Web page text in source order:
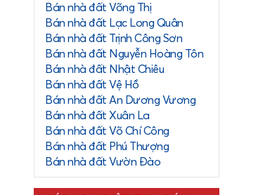
Bán nhà đất Võng Thị
Bán nhà đất Lạc Long Quân
Bán nhà đất Trịnh Công Sơn
Bán nhà đất Nguyễn Hoàng Tôn
Bán nhà đất Nhật Chiêu
Bán nhà đất Vệ Hồ
Bán nhà đất An Dương Vương
Bán nhà đất Xuân La
Bán nhà đất Võ Chí Công
Bán nhà đất Phú Thượng
Bán nhà đất Vườn Đào